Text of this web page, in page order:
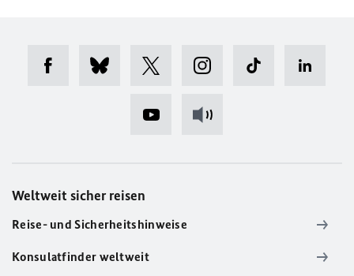
Weltweit sicher reisen
Reise- und Sicherheitshinweise
Konsulatfinder weltweit